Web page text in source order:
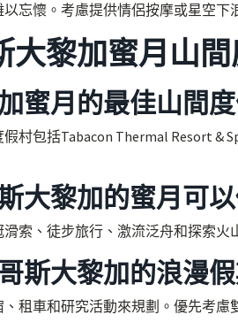
忘懷。考慮提供情侶按摩或星空下
大黎加蜜月山
蜜月的最佳山間
村包括Tabacon Thermal Resort &
大黎加的蜜月可
索、徒步旅行、激流泛舟和探索火
斯大黎加的浪漫
租車和研究活動來規劃。優先考慮